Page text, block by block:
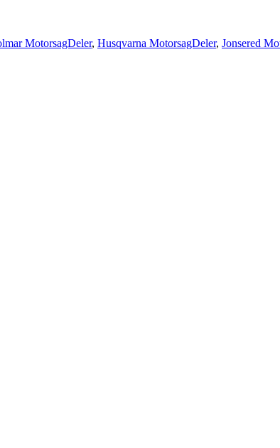
MotorsagDeler, Husqvarna MotorsagDeler, Jonsered